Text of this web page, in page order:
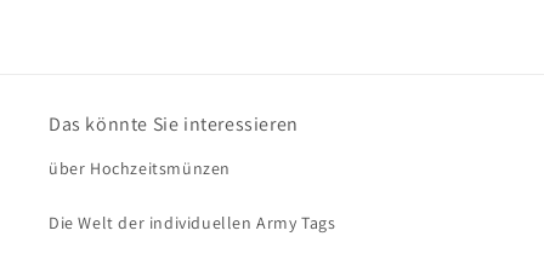
Das könnte Sie interessieren
über Hochzeitsmünzen
Die Welt der individuellen Army Tags